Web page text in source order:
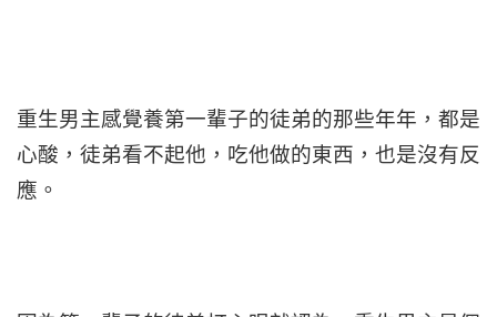
重生男主感覺養第一輩子的徒弟的那些年年，都是
心酸，徒弟看不起他，吃他做的東西，也是沒有反
應。